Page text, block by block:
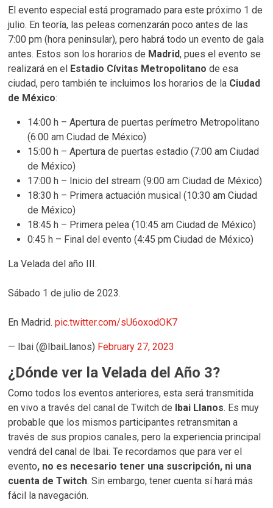
El evento especial está programado para este próximo 1 de
julio. En teoría, las peleas comenzarán poco antes de las
7:00 pm (hora peninsular), pero habrá todo un evento de gala
antes. Estos son los horarios de Madrid, pues el evento se
realizará en el Estadio Cívitas Metropolitano de esa
ciudad, pero también te incluimos los horarios de la Ciudad
de México:
14:00 h – Apertura de puertas perímetro Metropolitano
(6:00 am Ciudad de México)
15:00 h – Apertura de puertas estadio (7:00 am Ciudad
de México)
17:00 h – Inicio del stream (9:00 am Ciudad de México)
18:30 h – Primera actuación musical (10:30 am Ciudad
de México)
18:45 h – Primera pelea (10:45 am Ciudad de México)
0:45 h – Final del evento (4:45 pm Ciudad de México)
La Velada del año III.
Sábado 1 de julio de 2023.
En Madrid.pic.twitter.com/sU6oxodOK7
— Ibai (@IbaiLlanos) February 27, 2023
¿Dónde ver la Velada del Año 3?
Como todos los eventos anteriores, esta será transmitida
en vivo a través del canal de Twitch de Ibai Llanos. Es muy
probable que los mismos participantes retransmitan a
través de sus propios canales, pero la experiencia principal
vendrá del canal de Ibai. Te recordamos que para ver el
evento, no es necesario tener una suscripción, ni una
cuenta de Twitch. Sin embargo, tener cuenta sí hará más
fácil la navegación.